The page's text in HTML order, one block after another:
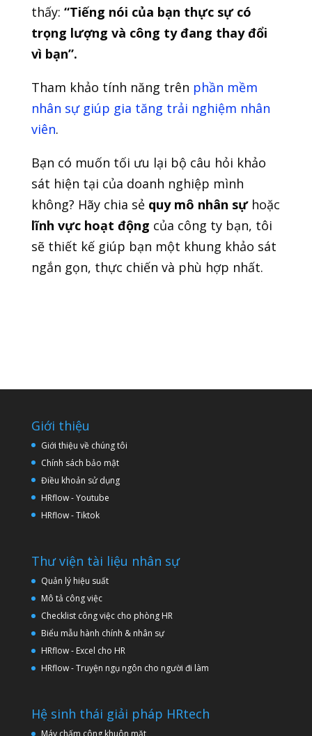
thấy: “Tiếng nói của bạn thực sự có
trọng lượng và công ty đang thay đổi
vì bạn”.
Tham khảo tính năng trên phần mềm
nhân sự giúp gia tăng trải nghiệm nhân
viên.
Bạn có muốn tối ưu lại bộ câu hỏi khảo
sát hiện tại của doanh nghiệp mình
không? Hãy chia sẻ quy mô nhân sựhoặc
lĩnh vực hoạt động của công ty bạn, tôi
sẽ thiết kế giúp bạn một khung khảo sát
ngắn gọn, thực chiến và phù hợp nhất.
Giới thiệu
Giới thiệu về chúng tôi
Chính sách bảo mật
Điều khoản sử dụng
HRflow - Youtube
HRflow - Tiktok
Thư viện tài liệu nhân sự
Quản lý hiệu suất
Mô tả công việc
Checklist công việc cho phòng HR
Biểu mẫu hành chính & nhân sự
HRflow - Excel cho HR
HRflow - Truyện ngụ ngôn cho người đi làm
Hệ sinh thái giải pháp HRtech